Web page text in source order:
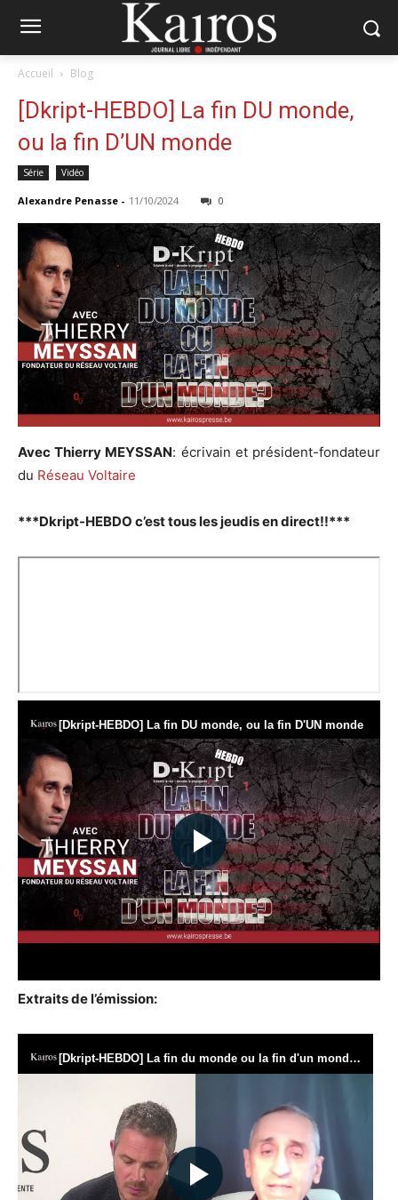
Accueil Blog
[Dkript-HEBDO] La fin DU monde,
ou la fin D’UN monde
Série Vidéo
Alexandre Penasse - 11/10/2024 0
Avec Thierry MEYSSAN: écrivain et président-fondateur
du Réseau Voltaire
***Dkript-HEBDO c’est tous les jeudis en direct!!***
Extraits de l’émission: